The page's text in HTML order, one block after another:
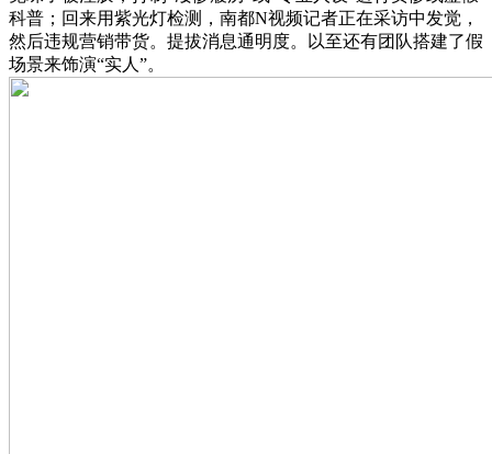
科普；回来用紫光灯检测，南都N视频记者正在采访中发觉，
然后违规营销带货。提拔消息通明度。以至还有团队搭建了假
场景来饰演“实人”。